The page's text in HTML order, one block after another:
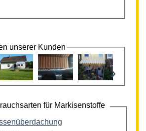
unserer Kunden
›
für Markisenstoffe